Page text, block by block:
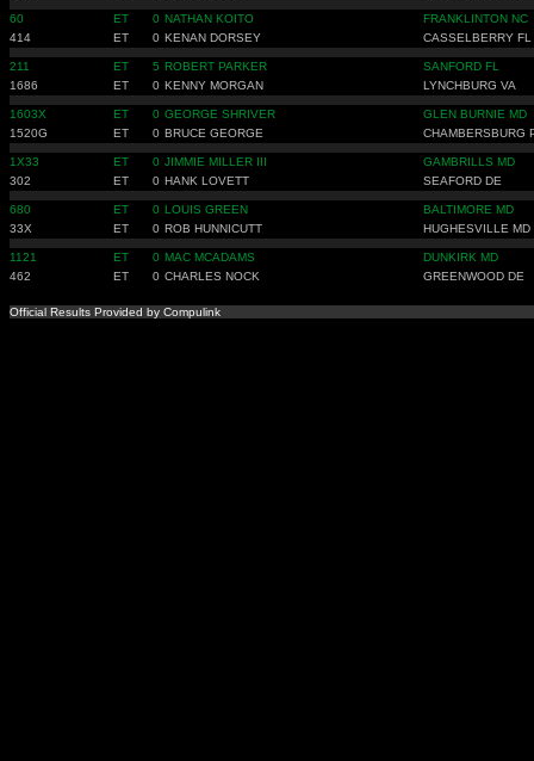
60 ET 0 NATHAN KOITO
FRANKLINTON NC
414
ET 0 KENAN DORSEY CASSELBERRY FL
211 ET 5 ROBERT PARKER
SANFORD FL
1686
ET 0 KENNY MORGAN LYNCHBURG VA
1603X ET 0 GEORGE SHRIVER
GLEN BURNIE MD
1520G
ET 0 BRUCE GEORGE CHAMBERSBURG
1X33 ET 0 JIMMIE MILLER III
GAMBRILLS MD
302
ET 0 HANK LOVETT SEAFORD DE
680 ET 0 LOUIS GREEN
BALTIMORE MD
33X
ET 0 ROB HUNNICUTT HUGHESVILLE MD
1121 ET 0 MAC MCADAMS
DUNKIRK MD
462
ET 0 CHARLES NOCK GREENWOOD DE
Official Results Provided by Compulink